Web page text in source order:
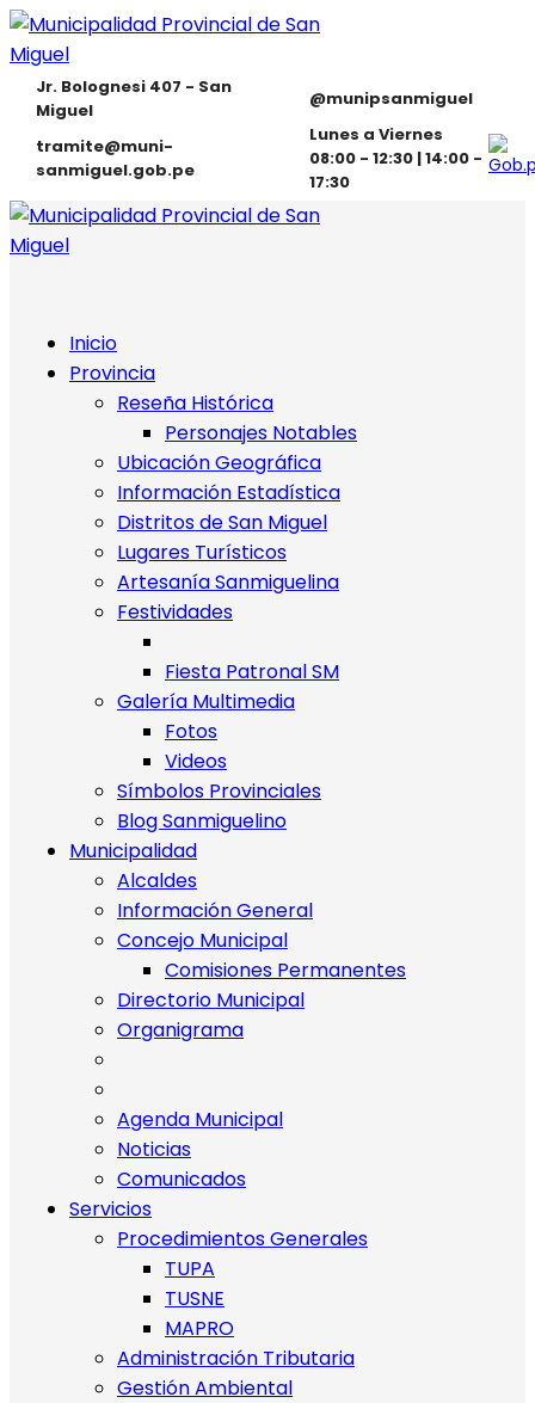
Jr. Bolognesi 407 - San
Miguel
@munipsanmiguel
tramite@muni-
sanmiguel.gob.pe
Lunes a Viernes
08:00 - 12:30 | 14:00 -
17:30
Inicio
Provincia
Reseña Histórica
Personajes Notables
Ubicación Geográfica
Información Estadística
Distritos de San Miguel
Lugares Turísticos
Artesanía Sanmiguelina
Festividades
Fiesta Patronal SM
Galería Multimedia
Fotos
Videos
Símbolos Provinciales
Blog Sanmiguelino
Municipalidad
Alcaldes
Información General
Concejo Municipal
Comisiones Permanentes
Directorio Municipal
Organigrama
Agenda Municipal
Noticias
Comunicados
Servicios
Procedimientos Generales
TUPA
TUSNE
MAPRO
Administración Tributaria
Gestión Ambiental